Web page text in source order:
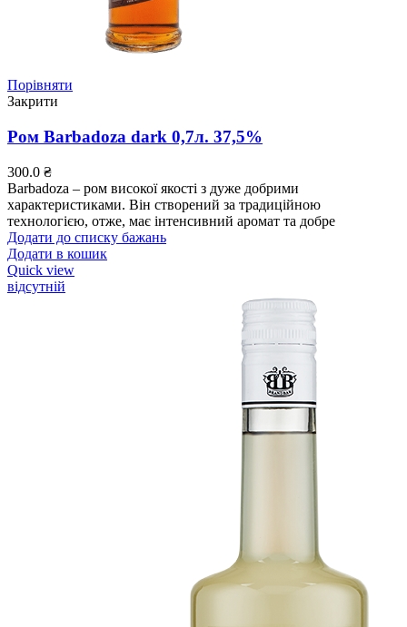
Порівняти
Закрити
Ром Barbadoza dark 0,7л. 37,5%
300.0 ₴
Barbadoza – ром високої якості з дуже добрими
характеристиками. Він створений за традиційною
технологією, отже, має інтенсивний аромат та добре
Додати до списку бажань
Додати в кошик
Quick view
відсутній